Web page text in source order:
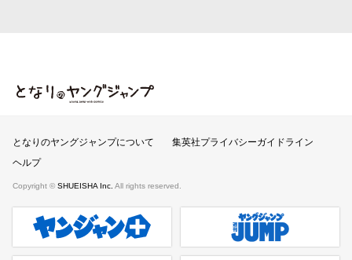
となりのヤングジャンプ
となりのヤングジャンプについて
集英社プライバシーガイドライン
ヘルプ
Copyright © SHUEISHA Inc. All rights reserved.
ヤンジャンプラス 週刊ヤングジャンプ公式サイト